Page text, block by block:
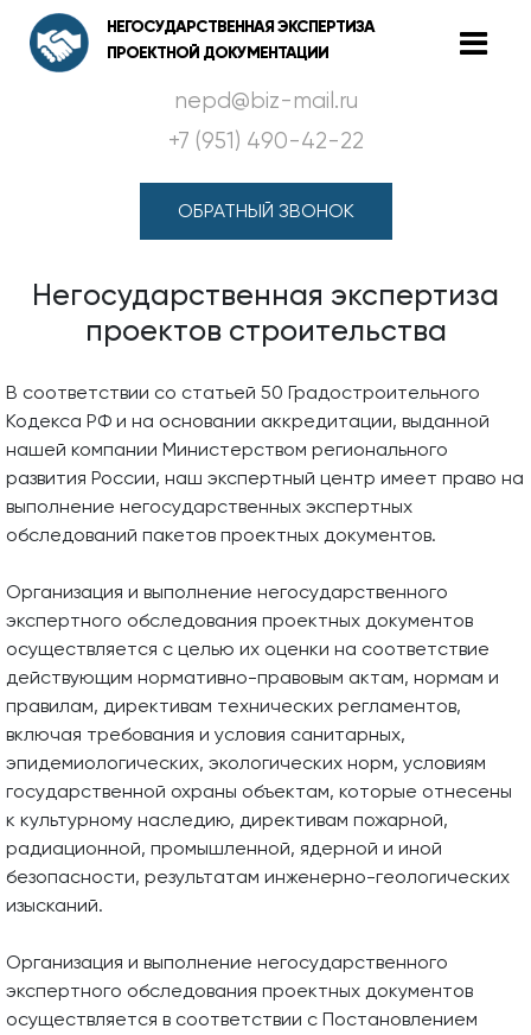
НЕГОСУДАРСТВЕННАЯ ЭКСПЕРТИЗА
ПРОЕКТНОЙ ДОКУМЕНТАЦИИ
nepd@biz-mail.ru
+7 (951) 490-42-22
ОБРАТНЫЙ ЗВОНОК
Негосударственная экспертиза
проектов строительства
В соответствии со статьей 50 Градостроительного
Кодекса РФ и на основании аккредитации, выданной
нашей компании Министерством регионального
развития России, наш экспертный центр имеет право на
выполнение негосударственных экспертных
обследований пакетов проектных документов.
Организация и выполнение негосударственного
экспертного обследования проектных документов
осуществляется с целью их оценки на соответствие
действующим нормативно-правовым актам, нормам и
правилам, директивам технических регламентов,
включая требования и условия санитарных,
эпидемиологических, экологических норм, условиям
государственной охраны объектам, которые отнесены
к культурному наследию, директивам пожарной,
радиационной, промышленной, ядерной и иной
безопасности, результатам инженерно-геологических
изысканий.
Организация и выполнение негосударственного
экспертного обследования проектных документов
осуществляется в соответствии с Постановлением